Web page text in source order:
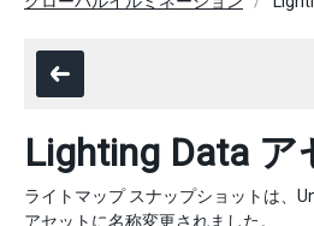
Lighting Data ア
ライトマップ スナップショットは、
アセットに名称変更されました。